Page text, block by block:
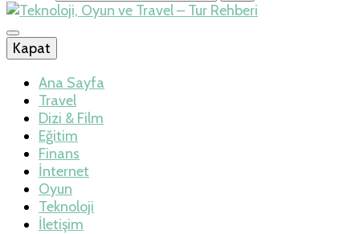
Teknoloji, Oyun
ve Travel – Tur
Rehberi
İlkseviye
Kapat
Ana Sayfa
Travel
Dizi & Film
Eğitim
Finans
İnternet
Oyun
Teknoloji
İletişim